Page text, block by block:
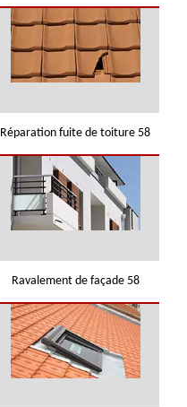
Réparation fuite de toiture 58
Ravalement de façade 58